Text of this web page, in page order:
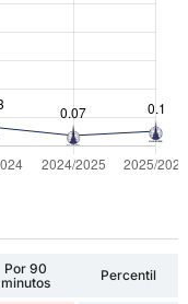
Por 90
minutos
Percentil